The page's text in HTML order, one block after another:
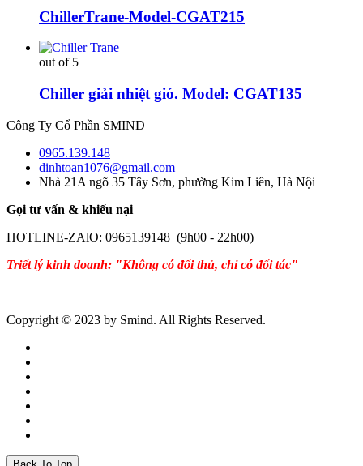
ChillerTrane-Model-CGAT215
out of 5
Chiller giải nhiệt gió. Model: CGAT135
Công Ty Cổ Phần SMIND
0965.139.148
dinhtoan1076@gmail.com
Nhà 21A ngõ 35 Tây Sơn, phường Kim Liên, Hà Nội
Gọi tư vấn & khiếu nại
HOTLINE-ZAlO: 0965139148 (9h00 - 22h00)
Triết lý kinh doanh: "Không có đối thủ, chỉ có đối tác"
Copyright © 2023 by Smind. All Rights Reserved.